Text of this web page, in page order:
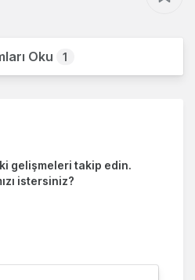
Oku 1
gelişmeleri takip edin.
istersiniz?